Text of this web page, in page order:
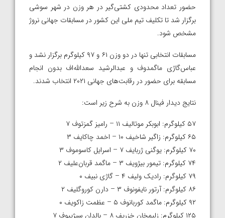
حضور تعداد محدودی کشتی‌گیر در هر وزن در شهر سوشی
برگزار شد تا تکلیف تیم ملی این کشور در مسابقات جهانی نروژ
مشخص شود.
مسابقات انتخابی تنها در دو وزن ۶۱ و ۹۷ کیلوگرم برگزار نشد و
عباس‌گاژی ماگمدوف و عبدالرشید سعدالله‌اف بدون انجام
مسابقه برای حضور در رقابت‌های جهانی ۲۰۲۱ انتخاب شدند.
نتایج دیدار فینال ۸ وزن به شرح زیر است:
۵۷ کیلوگرم: ابوبکر موتالیف ۱۱ – رامیز گمزتوف ۷
۶۵ کیلوگرم: زاگیر شاخیف ۱۰ – اخمد چاکایف ۳
۷۰ کیلوگرم: یوگنی ژربایف ۷ – اسرایل کاسوموف ۳
۷۴ کیلوگرم: تیمور بیژویف ۳ – ماگمد قربان‌علیف ۲
۷۹ کیلوگرم: رادیک ولیف ۴ – گاژی نبیف ۰
۸۶ کیلوگرم: آرتور نایفونوف ۳ – دارن کوروگلیف ۲
۹۲ کیلوگرم: ماگمد کوربانوف ۵ – عظمت زاکویف ۰
۱۲۵ کیلوگرم: زلیمخان خزریف ۸ – بالدان سیژیپوف ۷